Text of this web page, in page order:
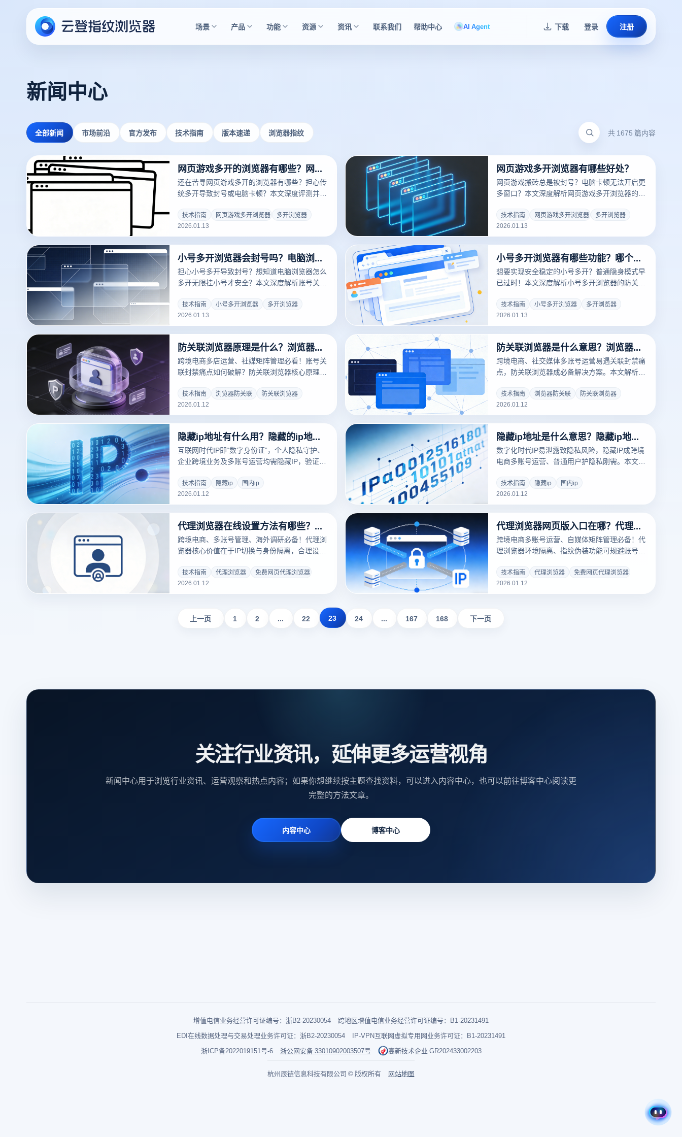
场景 产品 功能 资源 资讯 联系我们 帮助中心 AI Agent 下载 登录 注册
新闻中心
全部新闻 市场前沿 官方发布 技术指南 版本速递 浏览器指纹 共 1675 篇内容
网页游戏多开的浏览器有哪些？网页游戏多开浏览器推荐
还在苦寻网页游戏多开的浏览器有哪些？担心传
统多开导致封号或电脑卡顿？本文深度评测并推
开浏览器如何通过指纹隔离技术与轻量化内核，
实现单机百窗流畅运行，助您游戏搬砖收益翻
倍。点击免费获取防封挂机神器！
技术指南 网页游戏多开浏览器
多开浏览器
2026.01.13
网页游戏多开浏览器有哪些好处？
网页游戏搬砖总是被封号？电脑卡顿无法开启更
多窗口？本文深度解析网页游戏多开浏览器的三
隔离与RPA自动化技术，降低90%的硬件成本与
封号风险，助您轻松实现游戏收益倍增。点击免
费获取防封多开方案！
技术指南 网页游戏多开浏览器
多开浏览器
2026.01.13
小号多开浏览器会封号吗？电脑浏览器怎么多开无限挂小号？
担心小号多开导致封号？想知道电脑浏览器怎么
多开无限挂小号才安全？本文深度解析账号关联
科技。教您如何在同一台电脑上低成本、防关联
地管理成百上千个账号，实现业务倍增。点击免
费获取无限多开防封方案！
技术指南 小号多开浏览器
多开浏览器
2026.01.13
小号多开浏览器有哪些功能？哪个浏览器有开小号的功能？
想要实现安全稳定的小号多开？普通隐身模式早
已过时！本文深度解析小号多开浏览器的防关联
环境与RPA自动化，助您轻松管理千个账号，彻
底告别封号烦恼。点击免费领取多账号运营方
案！
技术指南 小号多开浏览器
多开浏览器
2026.01.13
防关联浏览器原理是什么？浏览器防关联怎么解除？
跨境电商多店运营、社媒矩阵管理必看！账号关
联封禁痛点如何破解？防关联浏览器核心原理解
案，助从业者规避限流封号风险。
技术指南 浏览器防关联
防关联浏览器
2026.01.12
防关联浏览器是什么意思？浏览器防关联怎么关闭？
跨境电商、社交媒体多账号运营易遇关联封禁痛
点，防关联浏览器成必备解决方案。本文解析防
防关联关闭方法，助力掌控账号运营安全与灵活
操作。
技术指南 浏览器防关联
防关联浏览器
2026.01.12
隐藏ip地址有什么用？隐藏的ip地址如何显示出来？
互联网时代IP即“数字身份证”，个人隐私守护、
企业跨境业务及多账号运营均需隐藏IP，验证效
值，结合云登指纹浏览器功能详解显示方法与安
全逻辑。
技术指南 隐藏ip
国内ip
2026.01.12
隐藏ip地址是什么意思？隐藏ip地址的最佳办法有哪些？
数字化时代IP易泄露致隐私风险，隐藏IP成跨境
电商多账号运营、普通用户护隐私刚需。本文解
纹防护的专业方案，适配多场景需求。
技术指南 隐藏ip
国内ip
2026.01.12
代理浏览器在线设置方法有哪些？代理浏览器哪个好用？
跨境电商、多账号管理、海外调研必备！代理浏
览器核心价值在于IP切换与身份隔离，合理设置
置方法，结合云登指纹浏览器功能解析选型要
点，助力安全高效运营。
技术指南 代理浏览器
免费网页代理浏览器
2026.01.12
代理浏览器网页版入口在哪？代理浏览器怎么用？
跨境电商多账号运营、自媒体矩阵管理必备！代
理浏览器环境隔离、指纹伪装功能可规避账号关
口查找与使用方法，拆解多开浏览器、浏览器指
纹管理优势，助力高效安全运营。
技术指南 代理浏览器
免费网页代理浏览器
2026.01.12
上一页 1 2 ... 22 23 24 ... 167 168 下一页
关注行业资讯，延伸更多运营视角
新闻中心用于浏览行业资讯、运营观察和热点内容；如果你想继续按主题查找资料，可以进入内容中心，也可以前往博客中心阅读更
完整的方法文章。
内容中心 博客中心
增值电信业务经营许可证编号：浙B2-20230054
跨地区增值电信业务经营许可证编号：B1-20231491
EDI在线数据处理与交易处理业务许可证：浙B2-20230054
IP-VPN互联网虚拟专用网业务许可证：B1-20231491
浙ICP备2022019151号-6
浙公网安备 33010902003507号 高新技术企业 GR202433002203
杭州辰链信息科技有限公司 © 版权所有 网站地图